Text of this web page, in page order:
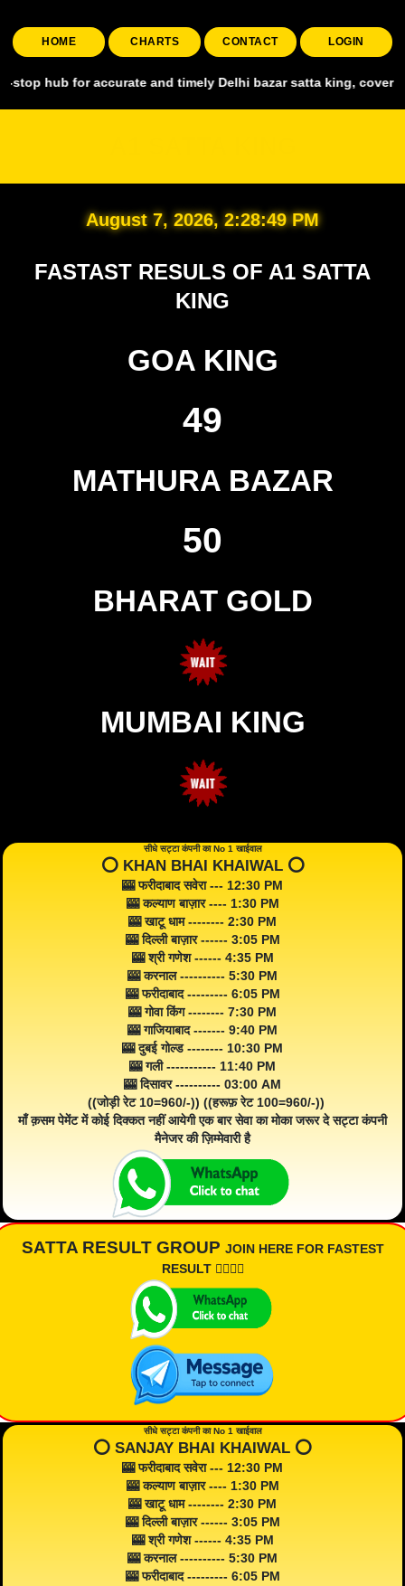
HOME CHARTS CONTACT LOGIN
for accurate and timely Delhi bazar satta king, covering all
August 7, 2026, 2:28:51 PM
FASTAST RESULS OF A1 SATTA
KING
GOA KING
49
MATHURA BAZAR
50
BHARAT GOLD
MUMBAI KING
सीधे सट्टा कंपनी का No 1 खाईवाल
⭕️ KHAN BHAI KHAIWAL ⭕️
🎰 फरीदाबाद सवेरा --- 12:30 PM
🎰 कल्याण बाज़ार ---- 1:30 PM
🎰 खाटू धाम -------- 2:30 PM
🎰 दिल्ली बाज़ार ------ 3:05 PM
🎰 श्री गणेश ------ 4:35 PM
🎰 करनाल ---------- 5:30 PM
🎰 फरीदाबाद --------- 6:05 PM
🎰 गोवा किंग -------- 7:30 PM
🎰 गाजियाबाद ------- 9:40 PM
🎰 दुबई गोल्ड -------- 10:30 PM
🎰 गली ----------- 11:40 PM
🎰 दिसावर ---------- 03:00 AM
((जोड़ी रेट 10=960/-)) ((हरूफ़ रेट 100=960/-))
माँ क़सम पेमेंट में कोई दिक्कत नहीं आयेगी एक बार सेवा का मोका जरूर दे सट्टा कंपनी
मैनेजर की ज़िम्मेवारी है
SATTA RESULT GROUP JOIN HERE FOR FASTEST
RESULT 👇🏾👇🏾
सीधे सट्टा कंपनी का No 1 खाईवाल
⭕️ SANJAY BHAI KHAIWAL ⭕️
🎰 फरीदाबाद सवेरा --- 12:30 PM
🎰 कल्याण बाज़ार ---- 1:30 PM
🎰 खाटू धाम -------- 2:30 PM
🎰 दिल्ली बाज़ार ------ 3:05 PM
🎰 श्री गणेश ------ 4:35 PM
🎰 करनाल ---------- 5:30 PM
🎰 फरीदाबाद --------- 6:05 PM